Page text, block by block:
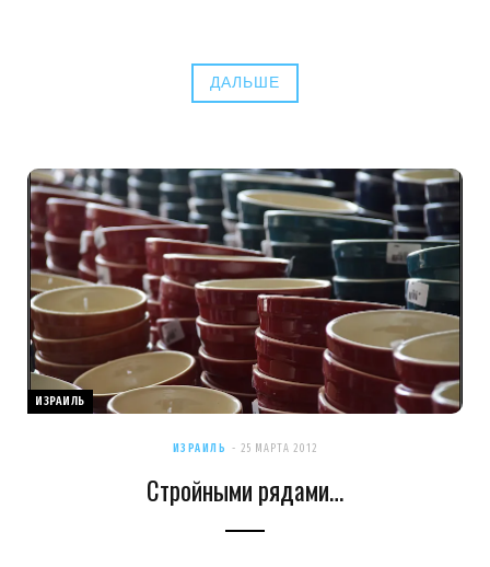
ДАЛЬШЕ
ИЗРАИЛЬ
ИЗРАИЛЬ 25 МАРТА 2012
Стройными рядами…